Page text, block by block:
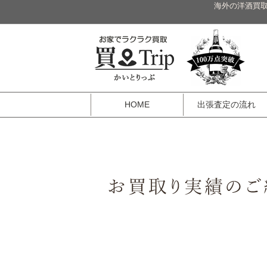
海外の洋酒買
HOME 出張査定の流れ